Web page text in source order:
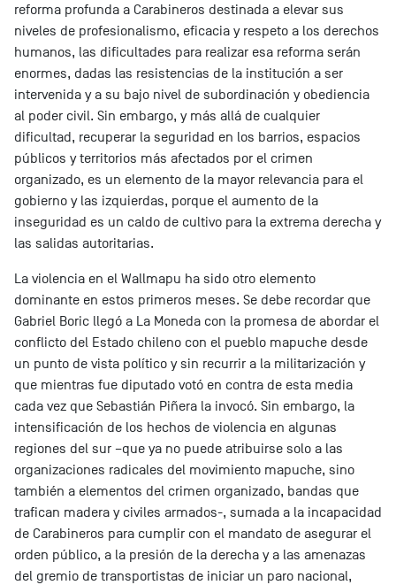
reforma profunda a Carabineros destinada a elevar sus
niveles de profesionalismo, eficacia y respeto a los derechos
humanos, las dificultades para realizar esa reforma serán
enormes, dadas las resistencias de la institución a ser
intervenida y a su bajo nivel de subordinación y obediencia
al poder civil. Sin embargo, y más allá de cualquier
dificultad, recuperar la seguridad en los barrios, espacios
públicos y territorios más afectados por el crimen
organizado, es un elemento de la mayor relevancia para el
gobierno y las izquierdas, porque el aumento de la
inseguridad es un caldo de cultivo para la extrema derecha y
las salidas autoritarias.
La violencia en el Wallmapu ha sido otro elemento
dominante en estos primeros meses. Se debe recordar que
Gabriel Boric llegó a La Moneda con la promesa de abordar el
conflicto del Estado chileno con el pueblo mapuche desde
un punto de vista político y sin recurrir a la militarización y
que mientras fue diputado votó en contra de esta media
cada vez que Sebastián Piñera la invocó. Sin embargo, la
intensificación de los hechos de violencia en algunas
regiones del sur –que ya no puede atribuirse solo a las
organizaciones radicales del movimiento mapuche, sino
también a elementos del crimen organizado, bandas que
trafican madera y civiles armados-, sumada a la incapacidad
de Carabineros para cumplir con el mandato de asegurar el
orden público, a la presión de la derecha y a las amenazas
del gremio de transportistas de iniciar un paro nacional,